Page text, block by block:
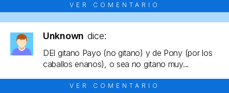
VER COMENTARIO
Unknown dice:
DEl gitano Payo (no gitano) y de Pony (por los
caballos enanos), o sea no gitano muy...
VER COMENTARIO